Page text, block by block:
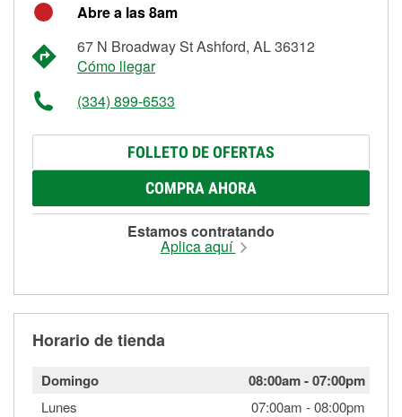
Abre a las 8am
67 N Broadway St Ashford, AL 36312
Cómo llegar
(334) 899-6533
FOLLETO DE OFERTAS
COMPRA AHORA
Estamos contratando
Aplica aquí
Horario de tienda
Domingo 08:00am-07:00pm
Lunes 07:00am -08:00pm